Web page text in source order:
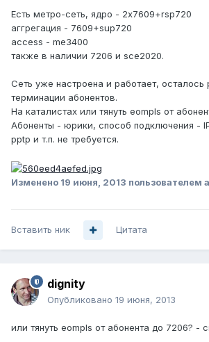
Есть метро-сеть, ядро - 2x7609+rsp720
аггрегация - 7609+sup720
access - me3400
также в наличии 7206 и sce2020.
Сеть уже настроена и работает, осталось
терминации абонентов.
На каталистах или тянуть eompls от
Абоненты - юрики, способ подключения -
pptp и т.п. не требуется.
Изменено 19 июня, 2013 пользователем
Вставить ник Цитата
dignity
Опубликовано 19 июня, 2013
или тянуть eompls от абонента до 7206? -